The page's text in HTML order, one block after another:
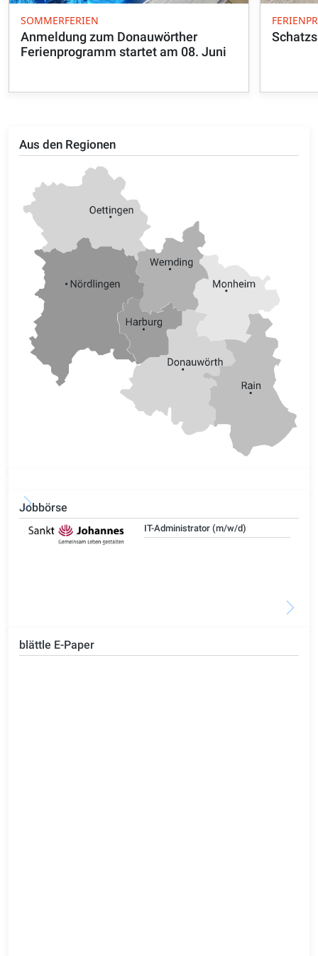
Aus den Regionen
Jobbörse
IT-Administrator (m/w/d)
blättle E-Paper
SOMMERFERIEN
Anmeldung zum Donauwörther
Ferienprogramm startet am 08. Juni